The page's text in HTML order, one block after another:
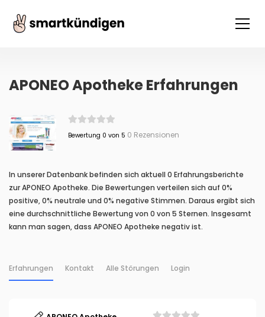
APONEO Apotheke Erfahrungen
Bewertung 0 von 5 0 Rezensionen
In unserer Datenbank befinden sich aktuell 0 Erfahrungsberichte
zur APONEO Apotheke. Die Bewertungen verteilen sich auf 0%
positive, 0% neutrale und 0% negative Stimmen. Daraus ergibt sich
eine durchschnittliche Bewertung von 0 von 5 Sternen. Insgesamt
kann man sagen, dass APONEO Apotheke negativ ist.
Erfahrungen Kontakt Alle Störungen Login